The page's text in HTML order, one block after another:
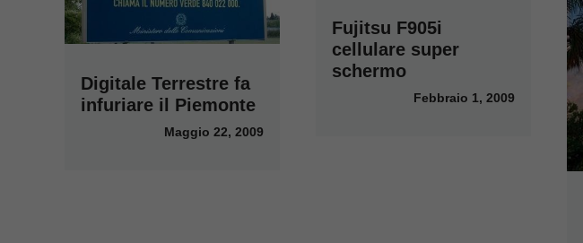
Digitale Terrestre fa
infuriare il Piemonte
Maggio 22, 2009
Fujitsu F905i
cellulare super
schermo
Febbraio 1, 2009